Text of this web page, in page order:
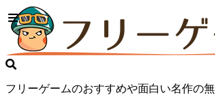
フリーゲームのおすすめや面白い名作の